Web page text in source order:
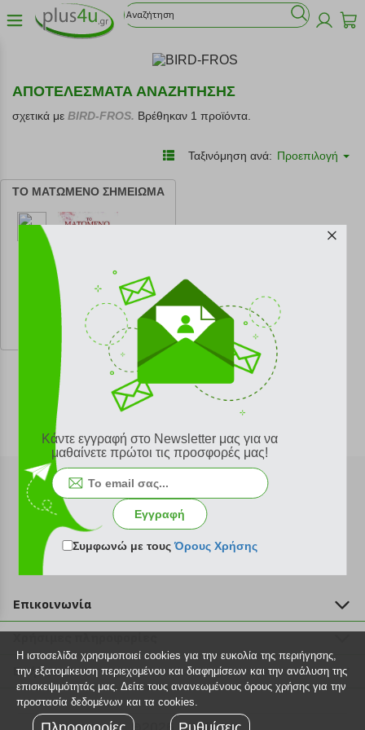
ΑΠΟΤΕΛΕΣΜΑΤΑ ΑΝΑΖΗΤΗΣΗΣ
σχετικά με BIRD-FROS. Βρέθηκαν 1 προϊόντα.
Ταξινόμηση ανά: Προεπιλογή
ΤΟ ΜΑΤΩΜΕΝΟ ΣΗΜΕΙΩΜΑ
κωδ. 108213567
17.00 €
Ελάχιστη 30 ημερών 17.00 €
Προτεινόμενη λιανική 17.00 €
Εγγραφή στο newsletter
Επικοινωνία
211 2000 700
info@plus4u.gr
Η εταιρία
Σημεία παραλαβής
Ευκαιρίες καριέρας
Βοήθεια
Εξέλιξη παραγγελίας
Τρόποι παραγγελίας
Κάντε εγγραφή στο Newsletter μας για να
μαθαίνετε πρώτοι τις προσφορές μας!
Εγγραφή
Συμφωνώ με τουςΌρους Χρήσης
Η ιστοσελίδα χρησιμοποιεί cookies για την ευκολία της περιήγησης,
την εξατομίκευση περιεχομένου και διαφημίσεων και την ανάλυση της
επισκεψιμότητάς μας. Δείτε τους ανανεωμένους όρους χρήσης για την
προστασία δεδομένων και τα cookies.